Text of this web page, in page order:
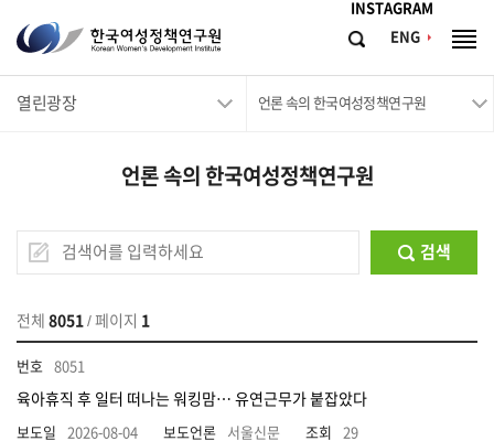
INSTAGRAM
ENG
한
국
여
구
원
Korean
Women's
Development
Institute
검
체
열린광장 언론 속의 한국여성정책연구원
언론 속의 한국여성정책연구원
검색
전체 8051 / 페이지 1
8051
육아휴직 후 일터 떠나는 워킹맘… 유연근무가 붙잡았다
2026-08-04 서울신문 29